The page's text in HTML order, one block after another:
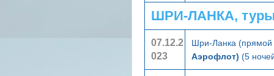
ШРИ-ЛАНКА,
07.12.2
023
Шри-Ланка (прямой
Аэрофлот) (5